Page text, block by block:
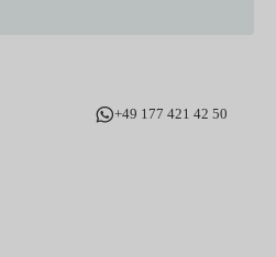
+49 177 421 42 50